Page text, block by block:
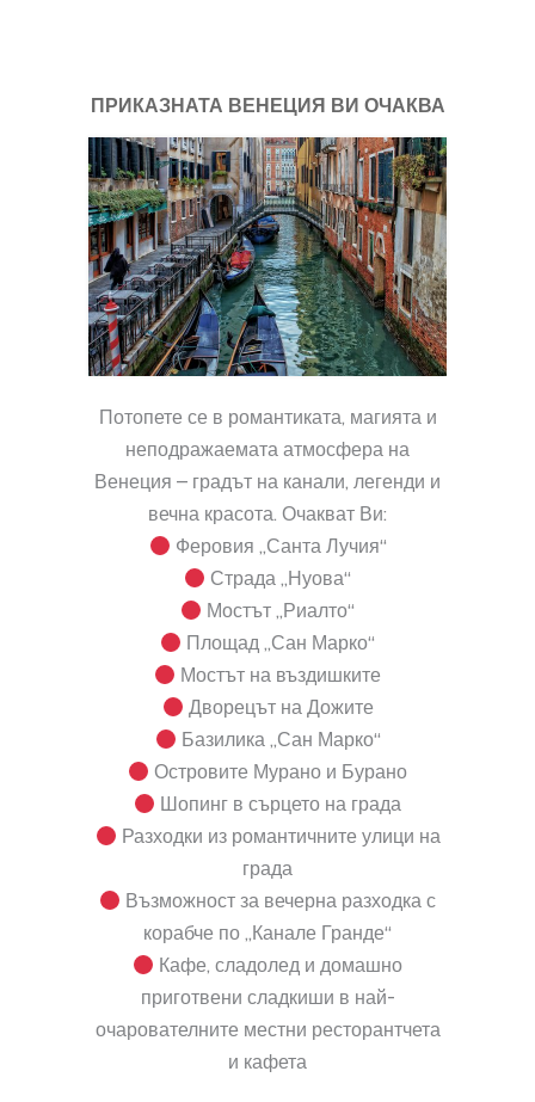
ПРИКАЗНАТА ВЕНЕЦИЯ ВИ ОЧАКВА
Потопете се в романтиката, магията и
неподражаемата атмосфера на
Венеция – градът на канали, легенди и
вечна красота. Очакват Ви:
Феровия „Санта Лучия“
Страда „Нуова“
Мостът „Риалто“
Площад „Сан Марко“
Мостът на въздишките
Дворецът на Дожите
Базилика „Сан Марко“
Островите Мурано и Бурано
Шопинг в сърцето на града
Разходки из романтичните улици на
града
Възможност за вечерна разходка с
корабче по „Канале Гранде“
Кафе, сладолед и домашно
приготвени сладкиши в най-
очарователните местни ресторантчета
и кафета